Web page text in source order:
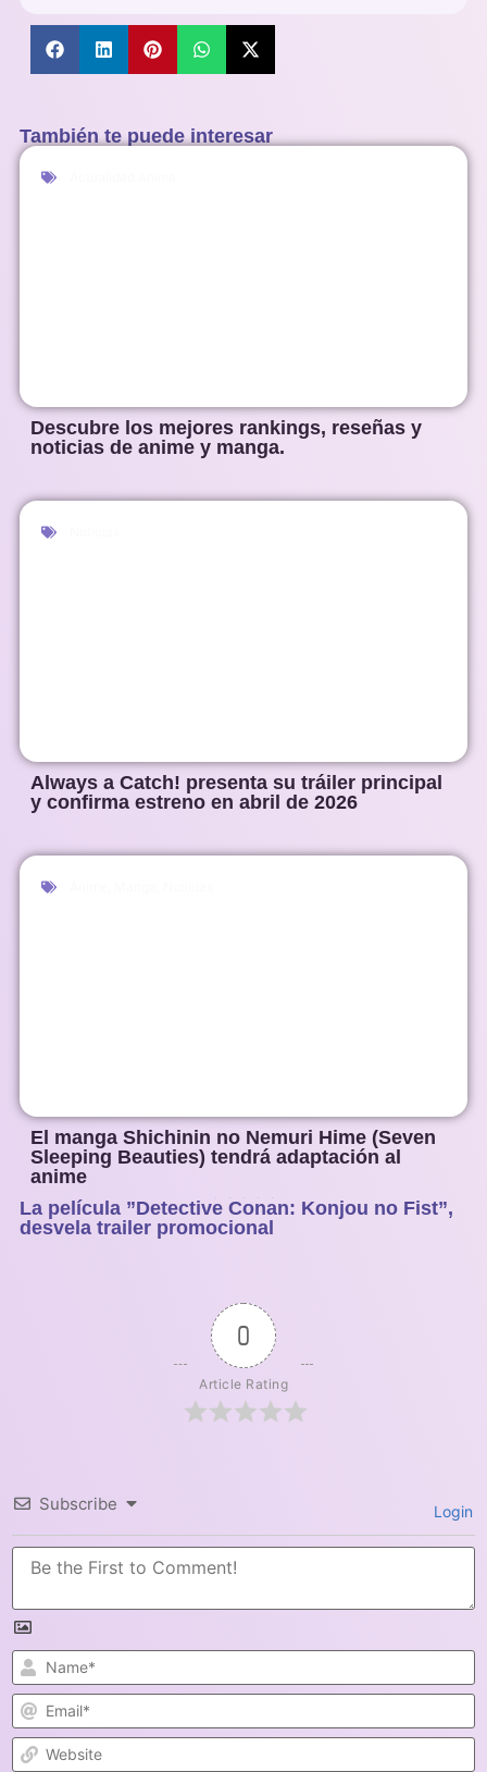
También te puede interesar
Descubre los mejores rankings, reseñas y
noticias de anime y manga.
Always a Catch! presenta su tráiler principal
y confirma estreno en abril de 2026
El manga Shichinin no Nemuri Hime (Seven
Sleeping Beauties) tendrá adaptación al
anime
La película ”Detective Conan: Konjou no Fist”,
desvela trailer promocional
0
Article Rating
Subscribe Login